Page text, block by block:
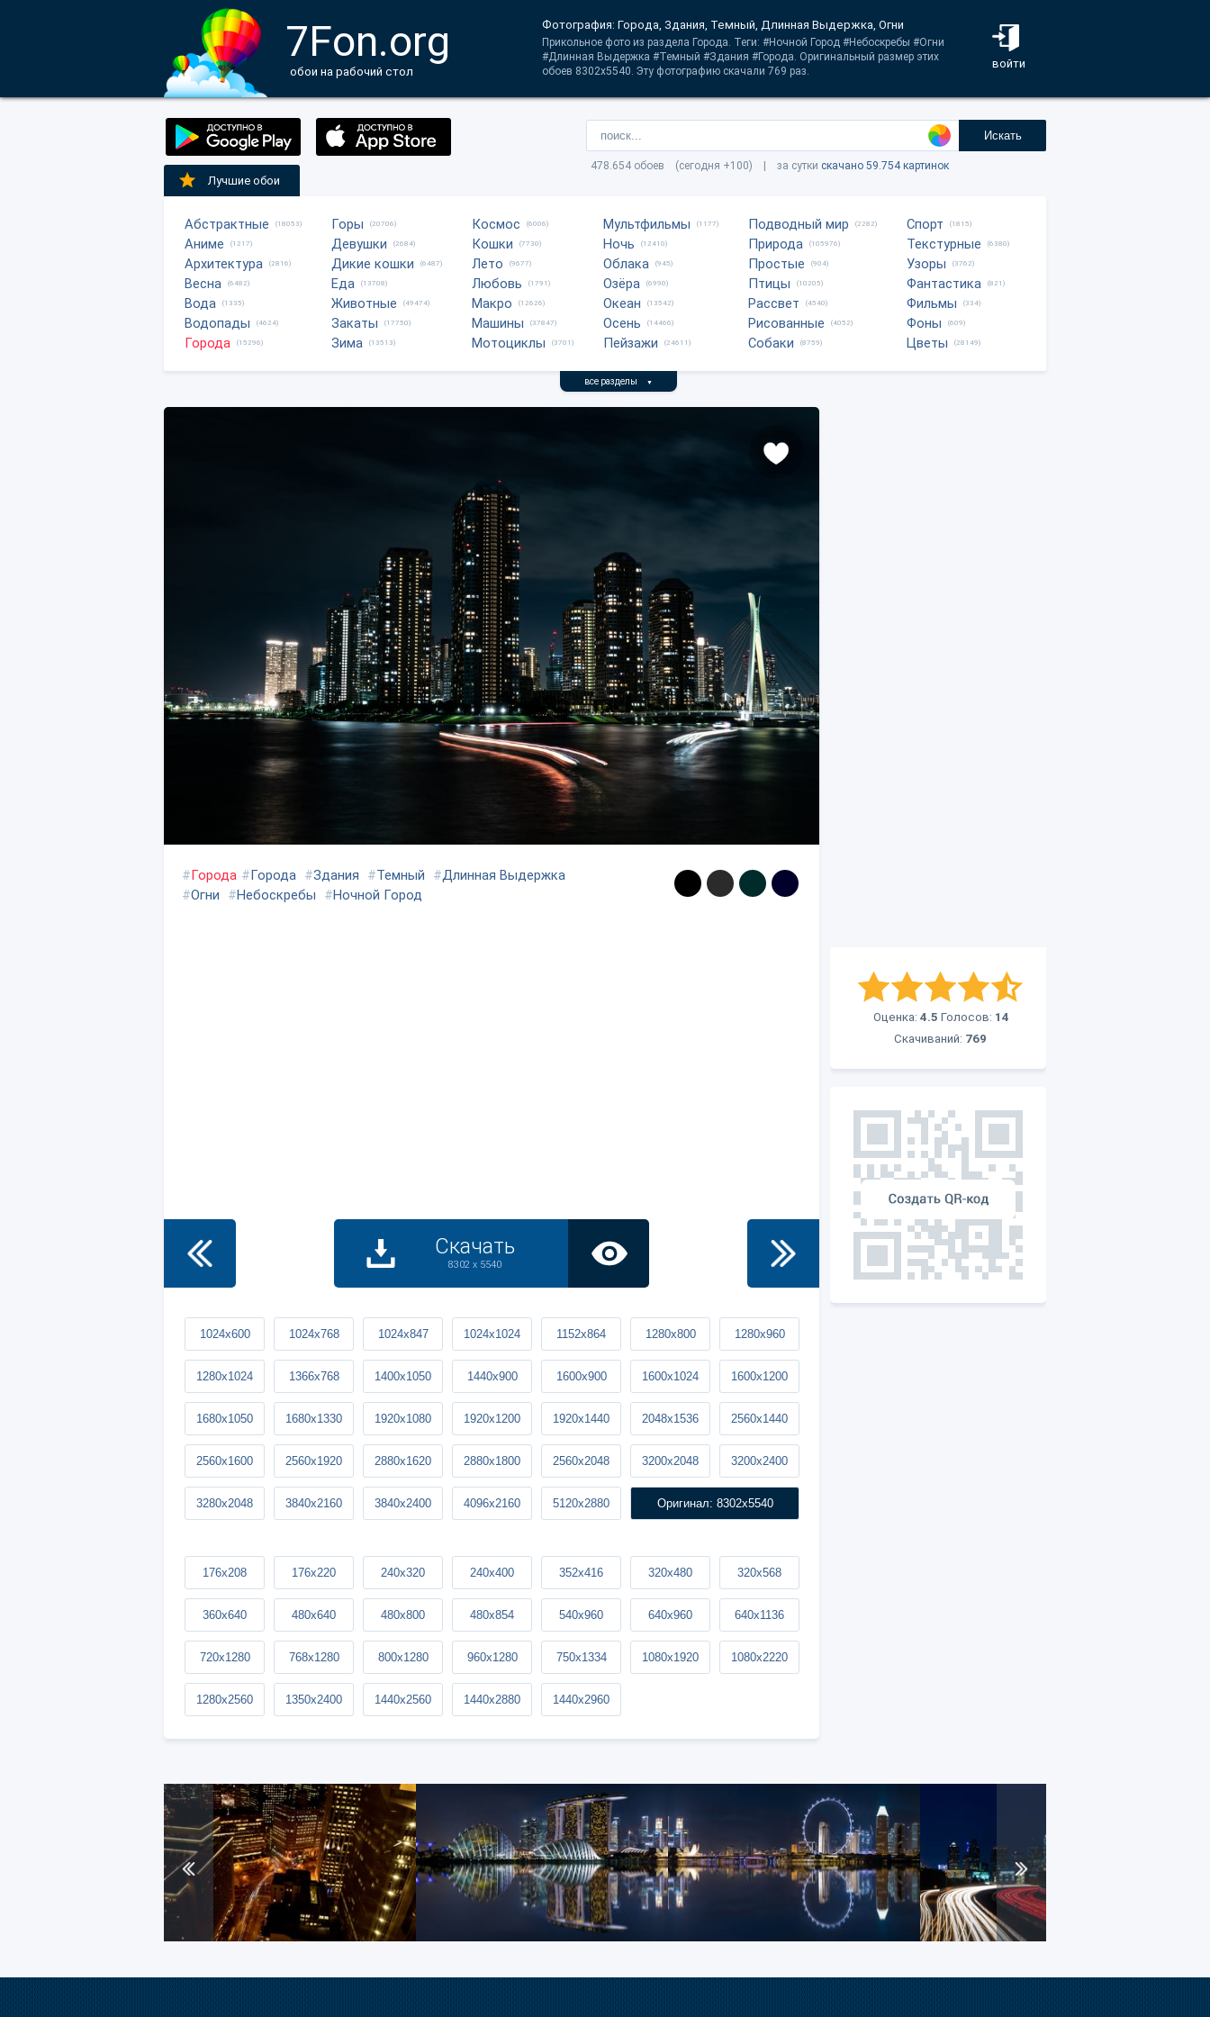
7Fon.org
обои на рабочий стол
войти
Фотография: Города, Здания, Темный, Длинная Выдержка, Огни
Прикольное фото из раздела Города. Теги: #Ночной Город #Небоскребы #Огни
#Длинная Выдержка #Темный #Здания #Города. Оригинальный размер этих
обоев 8302x5540. Эту фотографию скачали 769 раз.
Искать
478.654 обоев (сегодня +100) | за сутки скачано 59.754 картинок
Лучшие обои
Абстрактные (18053)
Аниме (1217)
Архитектура (2816)
Весна (6482)
Вода (1335)
Водопады (4624)
Города (15296)
Горы (20706)
Девушки (2684)
Дикие кошки (6487)
Еда (13708)
Животные (49474)
Закаты (17750)
Зима (13513)
Космос (6006)
Кошки (7730)
Лето (9677)
Любовь (1791)
Макро (12626)
Машины (37847)
Мотоциклы (3701)
Мультфильмы (1177)
Ночь (12410)
Облака (945)
Озёра (6990)
Океан (13542)
Осень (14466)
Пейзажи (24611)
Подводный мир (2282)
Природа (105976)
Простые (904)
Птицы (10205)
Рассвет (4540)
Рисованные (4052)
Собаки (8759)
Спорт (1815)
Текстурные (6380)
Узоры (3762)
Фантастика (821)
Фильмы (334)
Фоны (609)
Цветы (28149)
все разделы ▼
Оценка: 4.5 Голосов: 14
Скачиваний: 769
#Города #Города #Здания #Темный #Длинная Выдержка
#Огни #Небоскребы #Ночной Город
Скачать
8302 x 5540
1024x600 1024x768 1024x847 1024x1024 1152x864 1280x800 1280x960
1280x1024 1366x768 1400x1050 1440x900 1600x900 1600x1024 1600x1200
1680x1050 1680x1330 1920x1080 1920x1200 1920x1440 2048x1536 2560x1440
2560x1600 2560x1920 2880x1620 2880x1800 2560x2048 3200x2048 3200x2400
3280x2048 3840x2160 3840x2400 4096x2160 5120x2880 Оригинал: 8302x5540
176x208 176x220 240x320 240x400 352x416 320x480 320x568
360x640 480x640 480x800 480x854 540x960 640x960 640x1136
720x1280 768x1280 800x1280 960x1280 750x1334 1080x1920 1080x2220
1280x2560 1350x2400 1440x2560 1440x2880 1440x2960